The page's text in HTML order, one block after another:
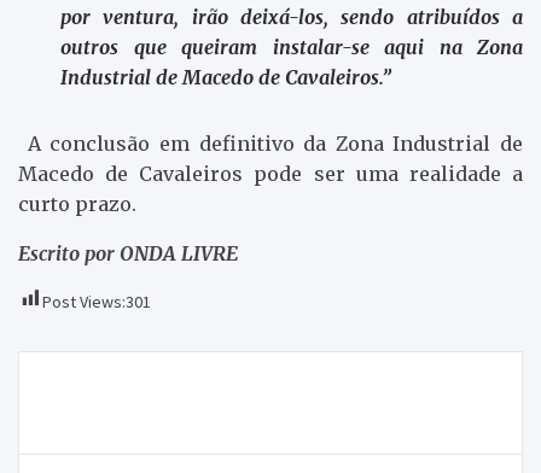
por ventura, irão deixá-los, sendo atribuídos a
outros que queiram instalar-se aqui na Zona
Industrial de Macedo de Cavaleiros.”
A conclusão em definitivo da Zona Industrial de
Macedo de Cavaleiros pode ser uma realidade a
curto prazo.
Escrito por ONDA LIVRE
Post Views:301
artigos